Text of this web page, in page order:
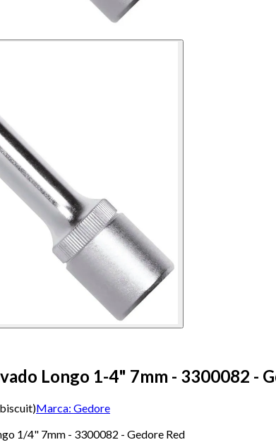
Longo 1-4" 7mm - 3300082 -
)Marca: Gedore
1/4" 7mm - 3300082 - Gedore Red